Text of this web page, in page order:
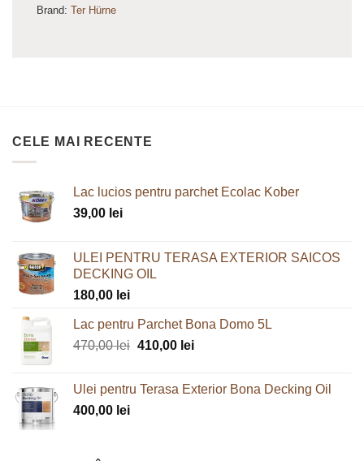
Brand: Ter Hürne
CELE MAI RECENTE
Lac lucios pentru parchet Ecolac Kober
39,00 lei
ULEI PENTRU TERASA EXTERIOR SAICOS
DECKING OIL
180,00 lei
Lac pentru Parchet Bona Domo 5L
470,00lei Prețul
fost:
410,00 leiPrețul
410,00 lei.
Ulei pentru Terasa Exterior Bona Decking Oil
400,00 lei